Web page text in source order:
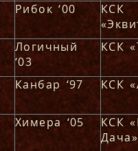
Рибок ‘00
КСК
Логичный
‘03
КСК
Канбар ‘97 КСК
Химера ‘05
КСК
Дача»